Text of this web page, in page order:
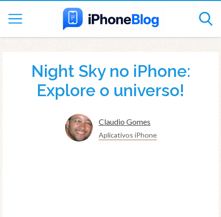
Night Sky no iPhone:
Explore o universo!
Claudio Gomes
Aplicativos iPhone